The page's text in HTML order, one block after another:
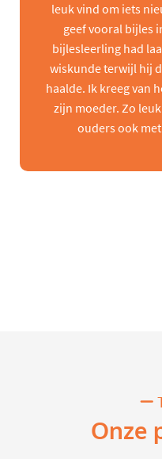
leuk vind om iets
geef vooral bijles
bijlesleerling had
wiskunde terwijl hij
haalde. Ik kreeg van
zijn moeder. Zo
ouders ook
Onze